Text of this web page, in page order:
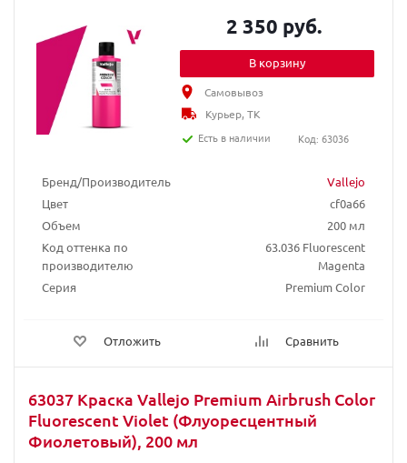
Бренд/Производитель
Vallejo
Цвет
cf0a66
Объем
200 мл
Код оттенка по
производителю
63.036 Fluorescent
Magenta
Серия
Premium Color
Отложить Сравнить
2 350 руб.
В корзину
Самовывоз
Курьер, ТК
Есть в наличии
Код: 63036
63037 Краска Vallejo Premium Airbrush Color
Fluorescent Violet (Флуоресцентный
Фиолетовый), 200 мл